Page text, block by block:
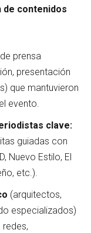
de contenidos
prensa
presentación
que mantuvieron
evento.
clave:
guiadas con
Nuevo Estilo, El
etc.).
(arquitectos,
especializados)